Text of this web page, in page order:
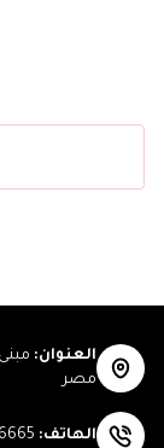
العنوان:
مصر
الهاتف: